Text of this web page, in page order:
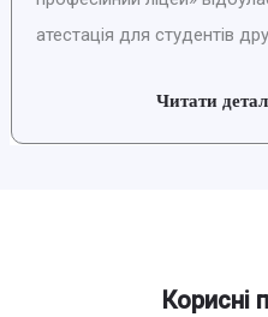
атестація для студентів
Читати
Корисні